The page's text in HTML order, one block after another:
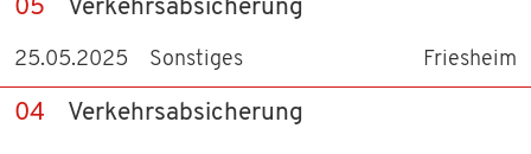
25.05.2025 Sonstiges Friesheim
05 Verkehrsabsicherung
04 Verkehrsabsicherung